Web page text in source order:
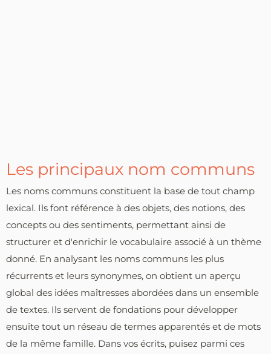
Les principaux nom communs
Les noms communs constituent la base de tout champ
lexical. Ils font référence à des objets, des notions, des
concepts ou des sentiments, permettant ainsi de
structurer et d'enrichir le vocabulaire associé à un thème
donné. En analysant les noms communs les plus
récurrents et leurs synonymes, on obtient un aperçu
global des idées maîtresses abordées dans un ensemble
de textes. Ils servent de fondations pour développer
ensuite tout un réseau de termes apparentés et de mots
de la même famille. Dans vos écrits, puisez parmi ces